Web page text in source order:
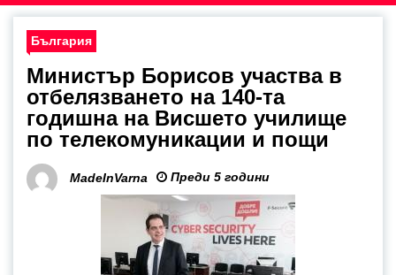
България
Министър Борисов участва в
отбелязването на 140-та
годишна на Висшето училище
по телекомуникации и пощи
MadeInVarna Преди 5 години